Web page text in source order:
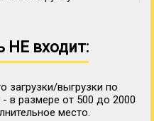
НЕ входит:
загрузки/выгрузки по
в размере от 500 до 2000
место.